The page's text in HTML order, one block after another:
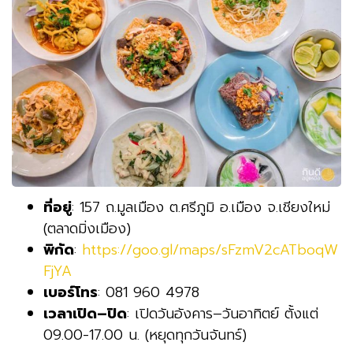
ที่อยู่: 157 ถ.มูลเมือง ต.ศรีภูมิ อ.เมือง จ.เชียงใหม่
(ตลาดมิ่งเมือง)
พิกัด: https://goo.gl/maps/sFzmV2cATboqW
FjYA
เบอร์โทร: 081 960 4978
เวลาเปิด–ปิด: เปิดวันอังคาร–วันอาทิตย์ ตั้งแต่
09.00-17.00 น. (หยุดทุกวันจันทร์)